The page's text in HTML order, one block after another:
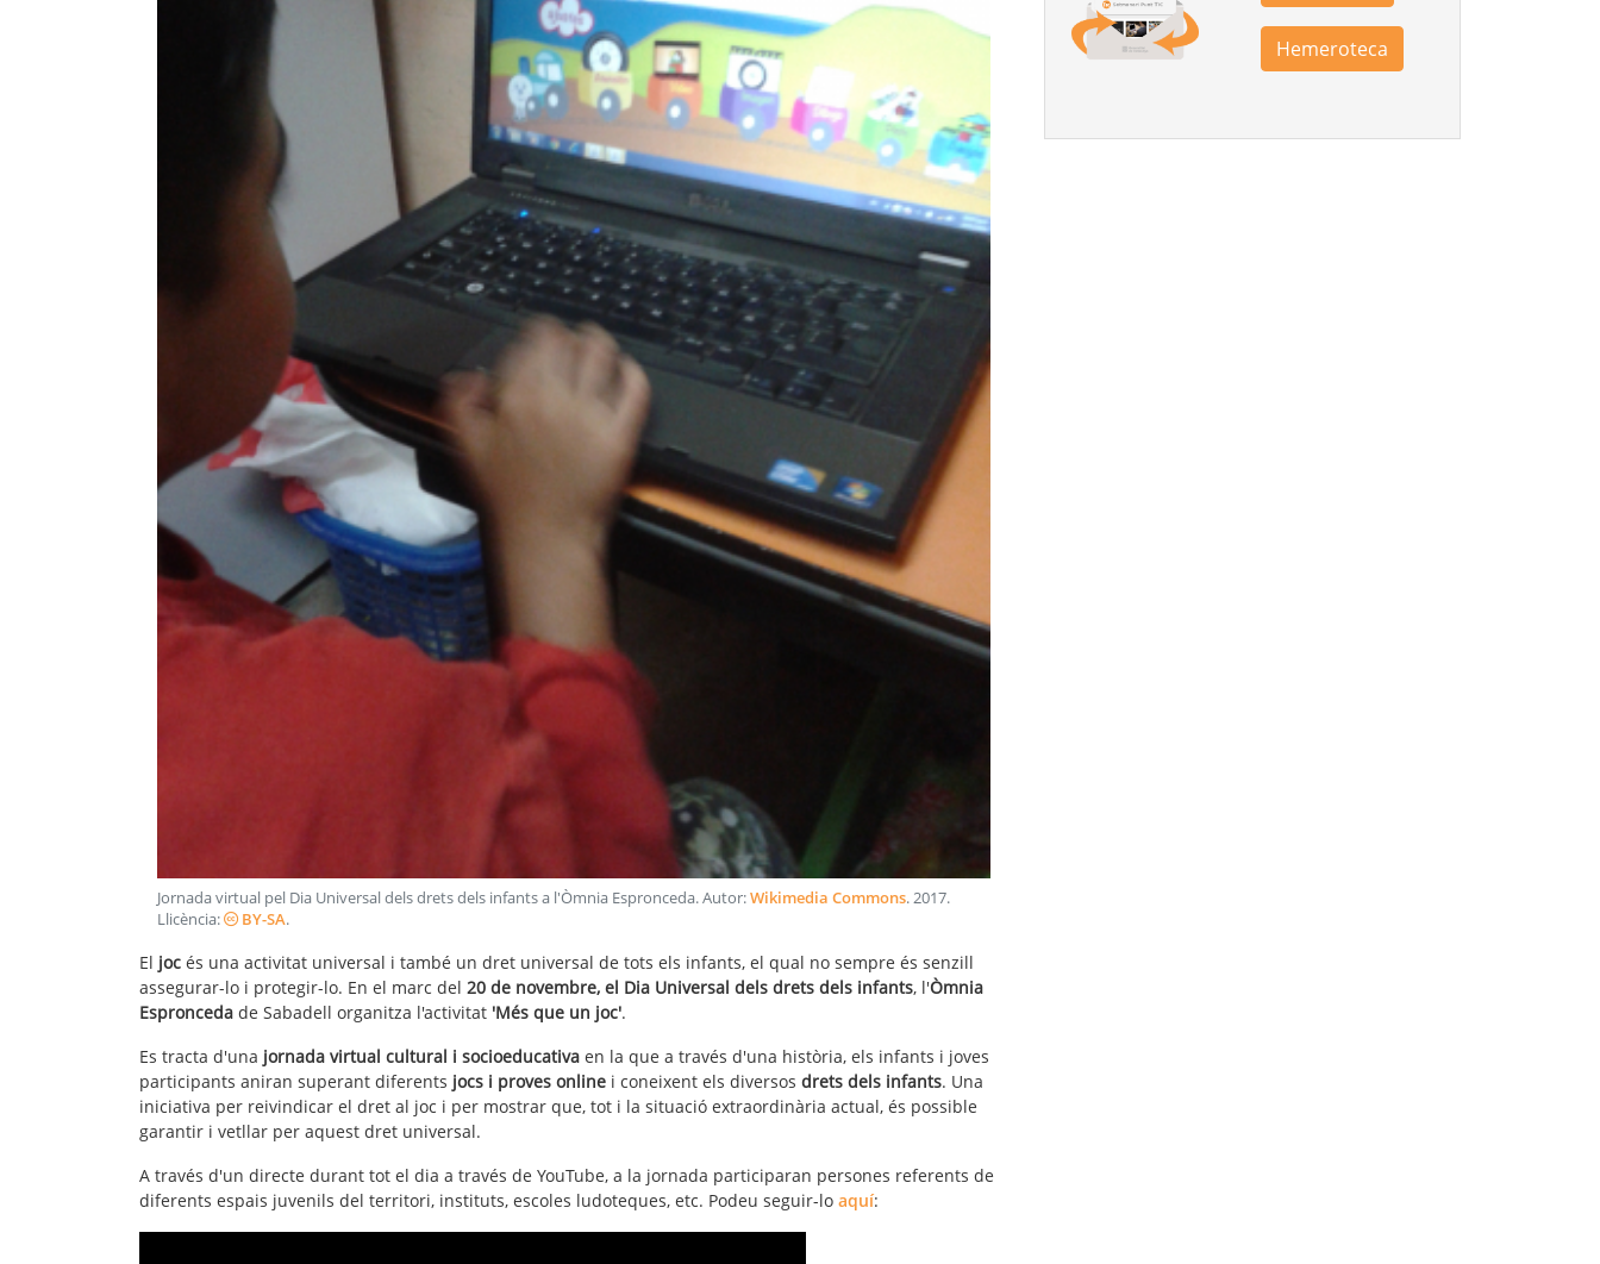
Jornada virtual pel Dia Universal dels drets dels infants a l'Òmnia Espronceda. Autor:Wikimedia Commons.2017.
Llicència:
BY-SA.
El joc és una activitat universal i també un dret universal de tots els infants, el qual no sempre és senzill
assegurar-lo i protegir-lo. En el marc del 20 de novembre, el Dia Universal dels drets dels infants, l'Òmnia
Espronceda de Sabadell organitza l'activitat 'Més que un joc'.
Es tracta d'una jornada virtual cultural i socioeducativa en la que a través d'una història, els infants i joves
participants aniran superant diferents jocs i proves online i coneixent els diversos drets dels infants. Una
iniciativa per reivindicar el dret al joc i per mostrar que, tot i la situació extraordinària actual, és possible
garantir i vetllar per aquest dret universal.
A través d'un directe durant tot el dia a través de YouTube, a la jornada participaran persones referents de
diferents espais juvenils del territori, instituts, escoles ludoteques, etc. Podeu seguir-lo aquí:
Hemeroteca